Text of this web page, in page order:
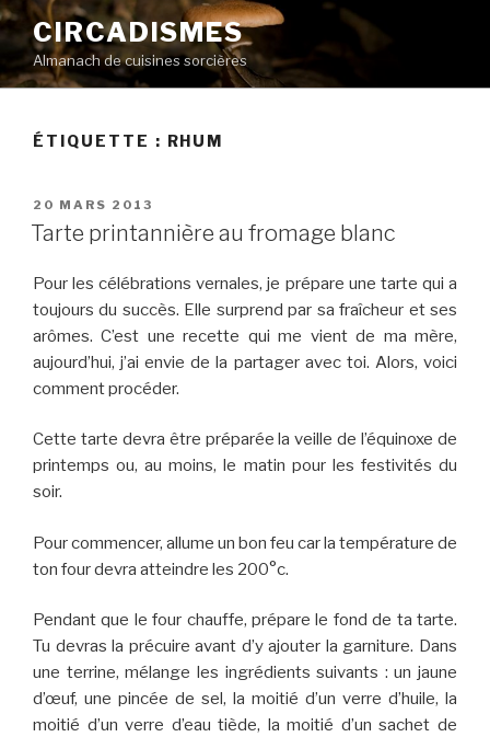
Aller
au
contenu
principal
CIRCADISMES
Almanach de cuisines sorcières
ÉTIQUETTE : RHUM
PUBLIÉ
LE
20 MARS 2013
Tarte printannière au fromage blanc
Pour les célébrations vernales, je prépare une tarte qui a
toujours du succès. Elle surprend par sa fraîcheur et ses
arômes. C’est une recette qui me vient de ma mère,
aujourd’hui, j’ai envie de la partager avec toi. Alors, voici
comment procéder.
Cette tarte devra être préparée la veille de l’équinoxe de
printemps ou, au moins, le matin pour les festivités du
soir.
Pour commencer, allume un bon feu car la température de
ton four devra atteindre les 200°c.
Pendant que le four chauffe, prépare le fond de ta tarte.
Tu devras la précuire avant d’y ajouter la garniture. Dans
une terrine, mélange les ingrédients suivants : un jaune
d’œuf, une pincée de sel, la moitié d’un verre d’huile, la
moitié d’un verre d’eau tiède, la moitié d’un sachet de